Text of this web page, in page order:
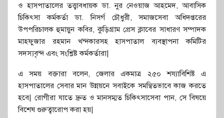
ও হাসপাতালের তত্ত্বাবধায়ক ডা. নুর নেওয়াজ আহমেদ, আবাসিক
চিকিৎসা কর্মকর্তা ডা. নিসর্গ চৌধুরী, সমাজসেবা অধিদপ্তরের
উপপরিচালক হুমায়ুন কবির, কুড়িগ্রাম প্রেস ক্লাবের সাধারণ সম্পাদক
মাহফুজার রহমান খন্দকারসহ হাসপাতাল ব্যবস্থাপনা কমিটির
সদস্যবৃন্দ এবং সংশ্লিষ্ট কর্মকর্তারা|
এ সময় বক্তারা বলেন, জেলার একমাত্র ২৫০ শয্যাবিশিষ্ট এ
হাসপাতালের সেবার মান উন্নয়নে সবাইকে সমন্বিতভাবে কাজ করতে
হবে| রোগীরা যাতে দ্রুত ও মানসম্মত চিকিৎসাসেবা পান, সে বিষয়ে
বিশেষ গুরুত্বারোপ করা হয়|